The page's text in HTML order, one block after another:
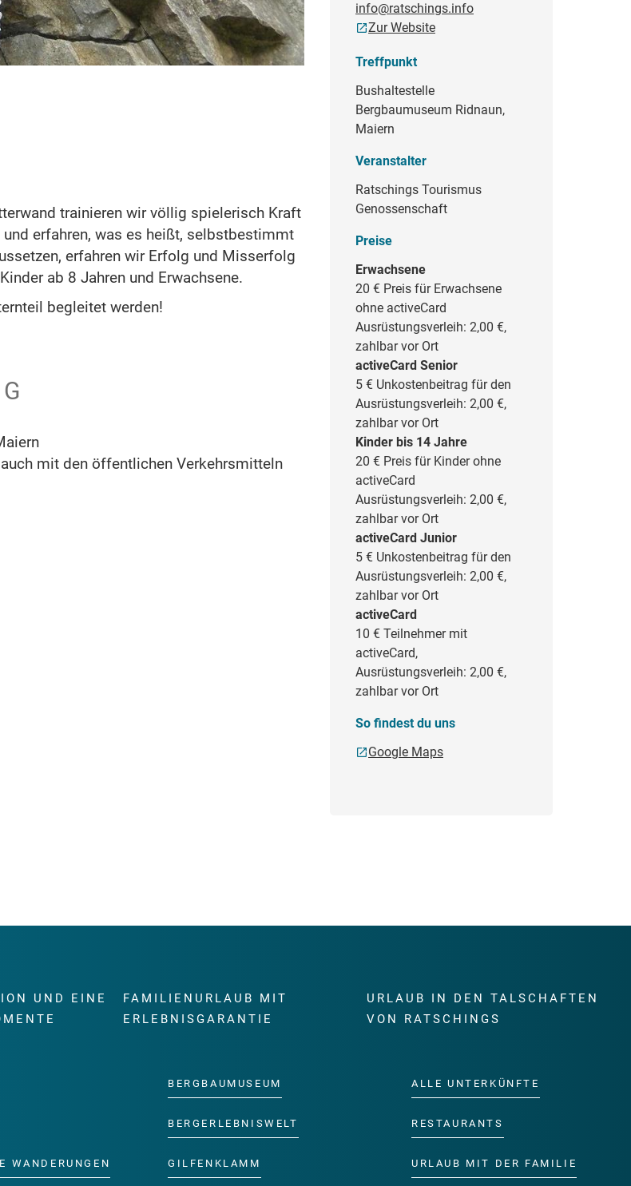
trainieren wir völlig spielerisch Kraft
erfahren, was es heißt, selbstbestimmt
erfahren wir Erfolg und Misserfolg
ab 8 Jahren und Erwachsene.
begleitet werden!
mit den öffentlichen Verkehrsmitteln
info@ratschings.info
Zur Website
Treffpunkt
Bushaltestelle
Bergbaumuseum Ridnaun,
Maiern
Veranstalter
Ratschings Tourismus
Genossenschaft
Preise
Erwachsene
20 € Preis für Erwachsene
ohne activeCard
Ausrüstungsverleih: 2,00 €,
zahlbar vor Ort
activeCard Senior
5 € Unkostenbeitrag für den
Ausrüstungsverleih: 2,00 €,
zahlbar vor Ort
Kinder bis 14 Jahre
20 € Preis für Kinder ohne
activeCard
Ausrüstungsverleih: 2,00 €,
zahlbar vor Ort
activeCard Junior
5 € Unkostenbeitrag für den
Ausrüstungsverleih: 2,00 €,
zahlbar vor Ort
activeCard
10 € Teilnehmer mit
activeCard,
Ausrüstungsverleih: 2,00 €,
zahlbar vor Ort
So findest du uns
Google Maps
UND EINE
WANDERUNGEN
FAMILIENURLAUB MIT
ERLEBNISGARANTIE
BERGBAUMUSEUM
BERGERLEBNISWELT
GILFENKLAMM
URLAUB IN DEN TALSCHAFTEN
VON RATSCHINGS
ALLE UNTERKÜNFTE
RESTAURANTS
URLAUB MIT DER FAMILIE